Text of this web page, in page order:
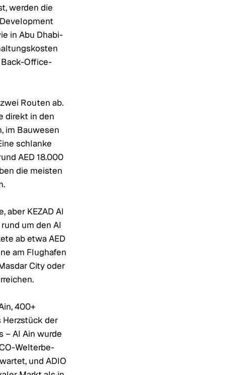
werden die
in Abu Dhabi-
Back-Office-
Routen ab.
direkt in den
im Bauwesen
schlanke
AED 18.000
die meisten
aber KEZAD Al
um den Al
ab etwa AED
am Flughafen
City oder
400+
der
– Al Ain wurde
Welterbe-
und ADIO